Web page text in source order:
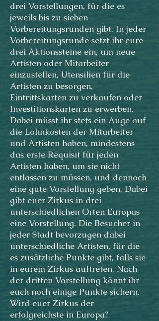
drei Vorstellungen, für die es
jeweils bis zu sieben
Vorbereitungsrunden gibt. In jeder
Vorbereitungsrunde setzt ihr eure
drei Aktionssteine ein, um neue
Artisten oder Mitarbeiter
einzustellen, Utensilien für die
Artisten zu besorgen,
Eintrittskarten zu verkaufen oder
Investitionskarten zu erwerben.
Dabei müsst ihr stets ein Auge auf
die Lohnkosten der Mitarbeiter
und Artisten haben, mindestens
das erste Requisit für jeden
Artisten haben, um sie nicht
entlassen zu müssen, und dennoch
eine gute Vorstellung geben. Dabei
gibt euer Zirkus in drei
unterschiedlichen Orten Europas
eine Vorstellung. Die Besucher in
jeder Stadt bevorzugen dabei
unterschiedliche Artisten, für die
es zusätzliche Punkte gibt, falls sie
in eurem Zirkus auftreten. Nach
der dritten Vorstellung könnt ihr
euch noch einige Punkte sichern.
Wird euer Zirkus der
erfolgreichste in Europa?